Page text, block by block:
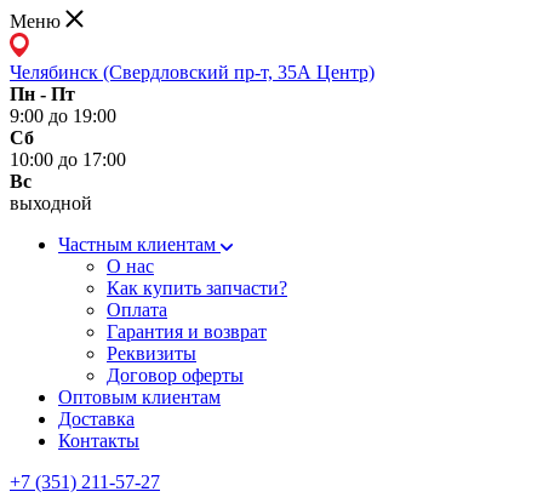
Меню
Челябинск (Свердловский пр-т, 35А Центр)
Пн - Пт
9:00 до 19:00
Сб
10:00 до 17:00
Вс
выходной
Частным клиентам
О нас
Как купить запчасти?
Оплата
Гарантия и возврат
Реквизиты
Договор оферты
Оптовым клиентам
Доставка
Контакты
+7 (351) 211-57-27